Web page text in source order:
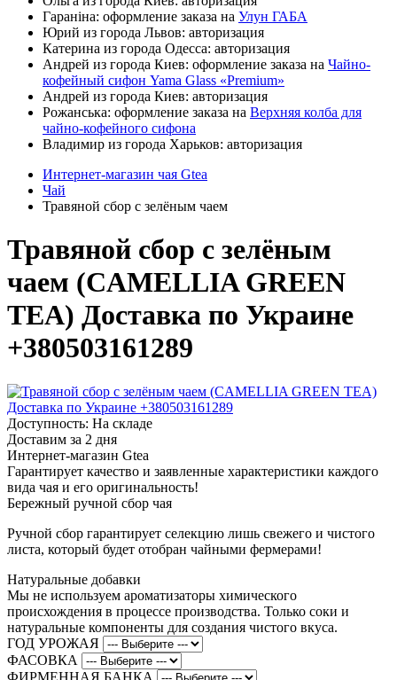
Гараніна: оформление заказа на Улун ГАБА
Юрий из города Львов: авторизация
Катерина из города Одесса: авторизация
Андрей из города Киев: оформление заказа на Чайно-
кофейный сифон Yama Glass «Premium»
Андрей из города Киев: авторизация
Рожанська: оформление заказа на Верхняя колба для
чайно-кофейного сифона
Владимир из города Харьков: авторизация
Интернет-магазин чая Gtea
Чай
Травяной сбор с зелёным чаем
Травяной сбор с зелёным
чаем (CAMELLIA GREEN
TEA) Доставка по Украине
+380503161289
Доступность: На складе
Доставим за 2 дня
Интернет-магазин Gtea
Гарантирует качество и заявленные характеристики каждого
вида чая и его оригинальность!
Бережный ручной сбор чая
Ручной сбор гарантирует селекцию лишь свежего и чистого
листа, который будет отобран чайными фермерами!
Натуральные добавки
Мы не используем ароматизаторы химического
происхождения в процессе производства. Только соки и
натуральные компоненты для создания чистого вкуса.
ГОД УРОЖАЯ
ФАСОВКА
ФИРМЕННАЯ БАНКА